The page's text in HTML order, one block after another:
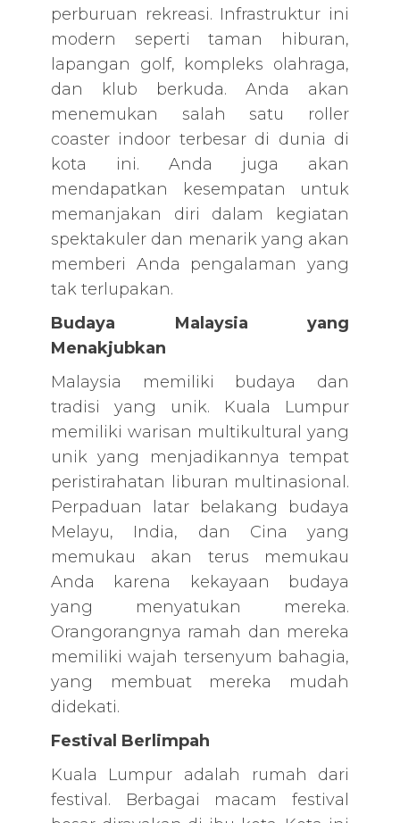
perburuan rekreasi. Infrastruktur ini
modern seperti taman hiburan,
lapangan golf, kompleks olahraga,
dan klub berkuda. Anda akan
menemukan salah satu roller
coaster indoor terbesar di dunia di
kota ini. Anda juga akan
mendapatkan kesempatan untuk
memanjakan diri dalam kegiatan
spektakuler dan menarik yang akan
memberi Anda pengalaman yang
tak terlupakan.
Budaya Malaysia yang
Menakjubkan
Malaysia memiliki budaya dan
tradisi yang unik. Kuala Lumpur
memiliki warisan multikultural yang
unik yang menjadikannya tempat
peristirahatan liburan multinasional.
Perpaduan latar belakang budaya
Melayu, India, dan Cina yang
memukau akan terus memukau
Anda karena kekayaan budaya
yang menyatukan mereka.
Orangorangnya ramah dan mereka
memiliki wajah tersenyum bahagia,
yang membuat mereka mudah
didekati.
Festival Berlimpah
Kuala Lumpur adalah rumah dari
festival. Berbagai macam festival